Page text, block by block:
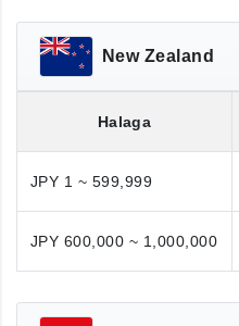
New Zealand
Halaga
JPY 1 ~ 599,999
JPY 600,000 ~ 1,000,000